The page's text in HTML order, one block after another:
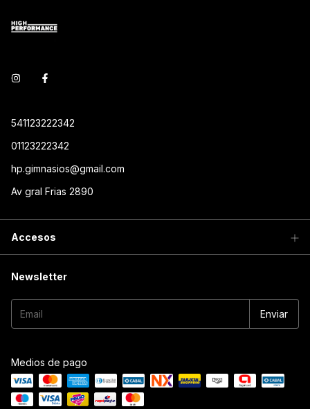
541123222342
01123222342
hp.gimnasios@gmail.com
Av gral Frias 2890
Accesos
Newsletter
Medios de pago